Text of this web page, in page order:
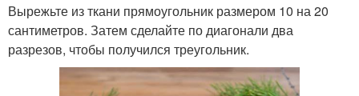
Вырежьте из ткани прямоугольник размером 10 на 20
сантиметров. Затем сделайте по диагонали два
разрезов, чтобы получился треугольник.